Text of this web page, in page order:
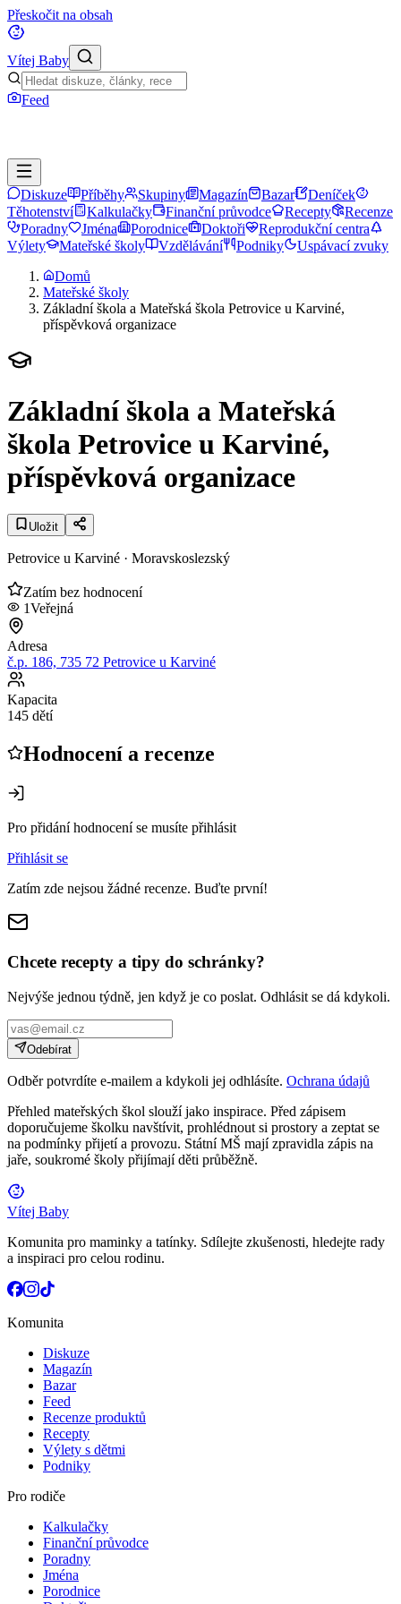
Přeskočit na obsah
Vítej Baby
Feed
Diskuze Příběhy Skupiny Magazín Bazar
Deníček
Těhotenství
Kalkulačky Finanční průvodce Recepty
Recenze
Poradny
Jména Porodnice Doktoři
Reprodukční centra
Výlety
Mateřské školy Vzdělávání Podniky
Uspávací zvuky
Domů
Mateřské školy
Základní škola a Mateřská škola Petrovice u Karviné,
příspěvková organizace
Základní škola a Mateřská
škola Petrovice u Karviné,
příspěvková organizace
Uložit
Petrovice u Karviné · Moravskoslezský
Zatím bez hodnocení
1Veřejná
Adresa
č.p. 186, 735 72 Petrovice u Karviné
Kapacita
145 dětí
Hodnocení a recenze
Pro přidání hodnocení se musíte přihlásit
Přihlásit se
Zatím zde nejsou žádné recenze. Buďte první!
Chcete recepty a tipy do schránky?
Nejvýše jednou týdně, jen když je co poslat. Odhlásit se dá kdykoli.
Odebírat
Odběr potvrdíte e-mailem a kdykoli jej odhlásíte. Ochrana údajů
Přehled mateřských škol slouží jako inspirace. Před zápisem
doporučujeme školku navštívit, prohlédnout si prostory a zeptat se
na podmínky přijetí a provozu. Státní MŠ mají zpravidla zápis na
jaře, soukromé školy přijímají děti průběžně.
Vítej Baby
Komunita pro maminky a tatínky. Sdílejte zkušenosti, hledejte rady
a inspiraci pro celou rodinu.
Komunita
Diskuze
Magazín
Bazar
Feed
Recenze produktů
Recepty
Výlety s dětmi
Podniky
Pro rodiče
Kalkulačky
Finanční průvodce
Poradny
Jména
Porodnice